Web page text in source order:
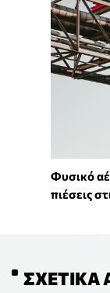
Φυσικό
πιέσεις
ΣΧΕΤΙΚΆ